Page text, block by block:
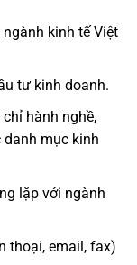
kinh tế Việt
tư kinh doanh.
hành nghề,
danh mục kinh
lặp với ngành
thoại, email, fax)